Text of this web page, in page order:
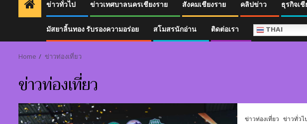
ข่าวทั่วไป ข่าวเทศบาลนครเชียงราย สังคมเชียงราย คลิปข่าว ธุรกิจเชี
มัสยาลิ้นทอง รับรองความอร่อย สโมสรนักอ่าน ติดต่อเรา THAI
Home ข่าวท่องเที่ยว
ข่าวท่องเที่ยว
ข่าวท่องเที่ยว ข่าวทั่วไ